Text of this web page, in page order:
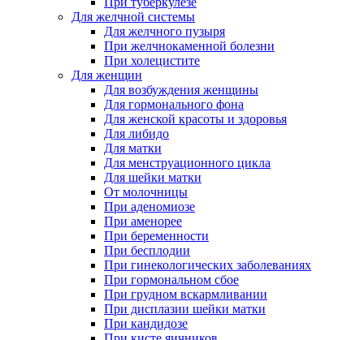
Для желчной системы
Для желчного пузыря
При желчнокаменной болезни
При холецистите
Для женщин
Для возбуждения женщины
Для гормонального фона
Для женской красоты и здоровья
Для либидо
Для матки
Для менструационного цикла
Для шейки матки
От молочницы
При аденомиозе
При аменорее
При беременности
При бесплодии
При гинекологических заболеваниях
При гормональном сбое
При грудном вскармливании
При дисплазии шейки матки
При кандидозе